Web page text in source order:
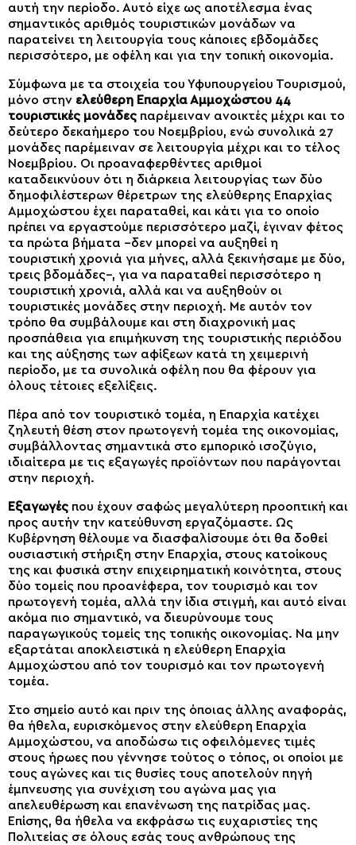
αυτή την περίοδο. Αυτό είχε ως αποτέλεσμα ένας
σημαντικός αριθμός τουριστικών μονάδων να
παρατείνει τη λειτουργία τους κάποιες εβδομάδες
περισσότερο, με οφέλη και για την τοπική οικονομία.
Σύμφωνα με τα στοιχεία του Υφυπουργείου Τουρισμού,
μόνο στην ελεύθερη Επαρχία Αμμοχώστου 44
τουριστικές μονάδες παρέμειναν ανοικτές μέχρι και το
δεύτερο δεκαήμερο του Νοεμβρίου, ενώ συνολικά 27
μονάδες παρέμειναν σε λειτουργία μέχρι και το τέλος
Νοεμβρίου. Οι προαναφερθέντες αριθμοί
καταδεικνύουν ότι η διάρκεια λειτουργίας των δύο
δημοφιλέστερων θέρετρων της ελεύθερης Επαρχίας
Αμμοχώστου έχει παραταθεί, και κάτι για το οποίο
πρέπει να εργαστούμε περισσότερο μαζί, έγιναν φέτος
τα πρώτα βήματα –δεν μπορεί να αυξηθεί η
τουριστική χρονιά για μήνες, αλλά ξεκινήσαμε με δύο,
τρεις βδομάδες–, για να παραταθεί περισσότερο η
τουριστική χρονιά, αλλά και να αυξηθούν οι
τουριστικές μονάδες στην περιοχή. Με αυτόν τον
τρόπο θα συμβάλουμε και στη διαχρονική μας
προσπάθεια για επιμήκυνση της τουριστικής περιόδου
και της αύξησης των αφίξεων κατά τη χειμερινή
περίοδο, με τα συνολικά οφέλη που θα φέρουν για
όλους τέτοιες εξελίξεις.
Πέρα από τον τουριστικό τομέα, η Επαρχία κατέχει
ζηλευτή θέση στον πρωτογενή τομέα της οικονομίας,
συμβάλλοντας σημαντικά στο εμπορικό ισοζύγιο,
ιδιαίτερα με τις εξαγωγές προϊόντων που παράγονται
στην περιοχή.
Εξαγωγές που έχουν σαφώς μεγαλύτερη προοπτική και
προς αυτήν την κατεύθυνση εργαζόμαστε. Ως
Κυβέρνηση θέλουμε να διασφαλίσουμε ότι θα δοθεί
ουσιαστική στήριξη στην Επαρχία, στους κατοίκους
της και φυσικά στην επιχειρηματική κοινότητα, στους
δύο τομείς που προανέφερα, τον τουρισμό και τον
πρωτογενή τομέα, αλλά την ίδια στιγμή, και αυτό είναι
ακόμα πιο σημαντικό, να διευρύνουμε τους
παραγωγικούς τομείς της τοπικής οικονομίας. Να μην
εξαρτάται αποκλειστικά η ελεύθερη Επαρχία
Αμμοχώστου από τον τουρισμό και τον πρωτογενή
τομέα.
Στο σημείο αυτό και πριν της όποιας άλλης αναφοράς,
θα ήθελα, ευρισκόμενος στην ελεύθερη Επαρχία
Αμμοχώστου, να αποδώσω τις οφειλόμενες τιμές
στους ήρωες που γέννησε τούτος ο τόπος, οι οποίοι με
τους αγώνες και τις θυσίες τους αποτελούν πηγή
έμπνευσης για συνέχιση του αγώνα μας για
απελευθέρωση και επανένωση της πατρίδας μας.
Επίσης, θα ήθελα να εκφράσω τις ευχαριστίες της
Πολιτείας σε όλους εσάς τους ανθρώπους της